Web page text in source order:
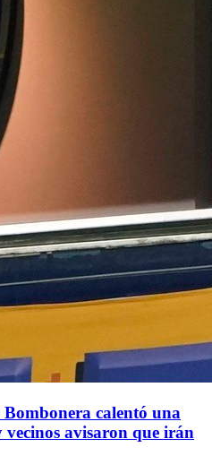
calentó una
vecinos avisaron que irán